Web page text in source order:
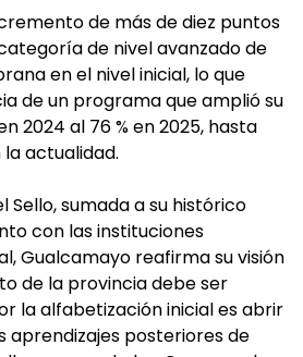
de más de diez puntos
de nivel avanzado de
en el nivel inicial, lo que
de un programa que amplió su
2024 al 76 % en 2025, hasta
la actualidad.
Sello, sumada a su histórico
con las instituciones
Gualcamayo reafirma su visión
de la provincia debe ser
la alfabetización inicial es abrir
aprendizajes posteriores de